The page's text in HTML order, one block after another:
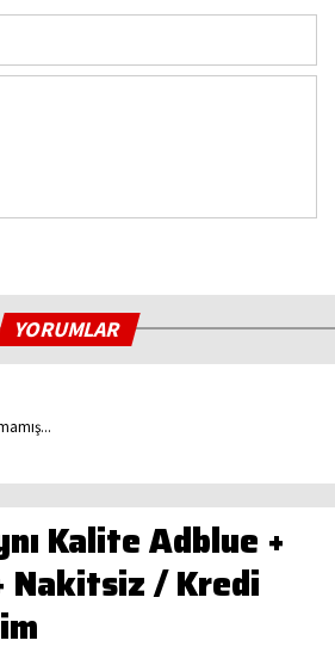
YORUMLAR
Kalite Adblue +
Nakitsiz / Kredi